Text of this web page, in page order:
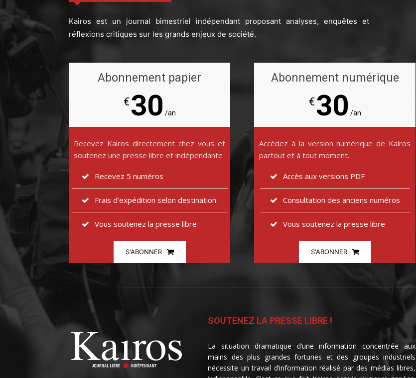
Kairos est un journal bimestriel indépendant proposant analyses, enquêtes et
réflexions critiques sur les grands enjeux de société.
Abonnement papier
€30 /an
Recevez Kairos directement chez vous et
soutenez une presse libre et indépendante
Recevez 5 numéros
Frais d’expédition selon destination.
Vous soutenez la presse libre
S'ABONNER
Abonnement numérique
€30 /an
Accédez à la version numérique de Kairos
partout et à tout moment.
Accès aux versions PDF
Consultation des anciens numéros
Vous soutenez la presse libre
S'ABONNER
SOUTENEZ LA PRESSE LIBRE !
La situation dramatique d’une information concentrée aux
mains des plus grandes fortunes et des groupes industriels
nécessite un travail d’information réalisé par des médias libres,